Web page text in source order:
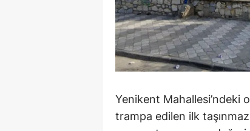
Yenikent Mahallesi’ndeki
trampa edilen ilk